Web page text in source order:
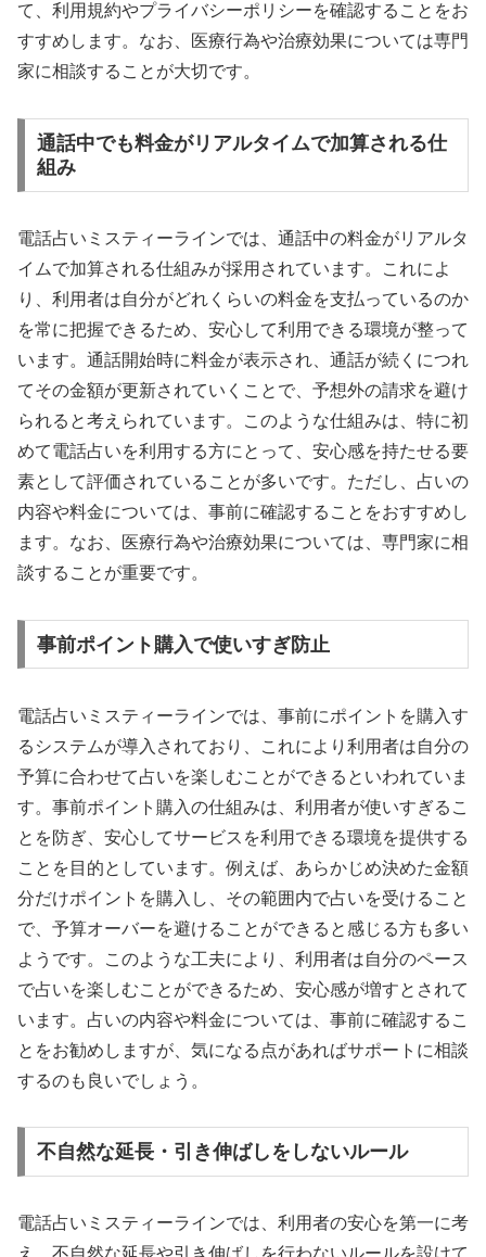
て、利用規約やプライバシーポリシーを確認することをお
すすめします。なお、医療行為や治療効果については専門
家に相談することが大切です。
通話中でも料金がリアルタイムで加算される仕
組み
電話占いミスティーラインでは、通話中の料金がリアルタ
イムで加算される仕組みが採用されています。これによ
り、利用者は自分がどれくらいの料金を支払っているのか
を常に把握できるため、安心して利用できる環境が整って
います。通話開始時に料金が表示され、通話が続くにつれ
てその金額が更新されていくことで、予想外の請求を避け
られると考えられています。このような仕組みは、特に初
めて電話占いを利用する方にとって、安心感を持たせる要
素として評価されていることが多いです。ただし、占いの
内容や料金については、事前に確認することをおすすめし
ます。なお、医療行為や治療効果については、専門家に相
談することが重要です。
事前ポイント購入で使いすぎ防止
電話占いミスティーラインでは、事前にポイントを購入す
るシステムが導入されており、これにより利用者は自分の
予算に合わせて占いを楽しむことができるといわれていま
す。事前ポイント購入の仕組みは、利用者が使いすぎるこ
とを防ぎ、安心してサービスを利用できる環境を提供する
ことを目的としています。例えば、あらかじめ決めた金額
分だけポイントを購入し、その範囲内で占いを受けること
で、予算オーバーを避けることができると感じる方も多い
ようです。このような工夫により、利用者は自分のペース
で占いを楽しむことができるため、安心感が増すとされて
います。占いの内容や料金については、事前に確認するこ
とをお勧めしますが、気になる点があればサポートに相談
するのも良いでしょう。
不自然な延長・引き伸ばしをしないルール
電話占いミスティーラインでは、利用者の安心を第一に考
え、不自然な延長や引き伸ばしを行わないルールを設けて